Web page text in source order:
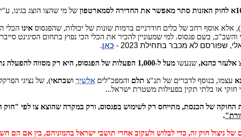
של מי שהצו הוצג בגינו,
אינו הכלי
והשב"כ, בשם פגסוס. למי שמעוניין להכיר את הכלי הכי נפוץ בתחום הסיגינט
שפורסם לא מכבר בתחילת 2023 -
כאן.
אלעזר כהנא, שנעשו מעל ל-1,000 הפעלות של הפגסוס, היא רק מסווה להפעלה נרחבת של כלים חודרניים, בהיקפים של עשרות אלפים בשנה!!!!
עצמו, בנוסף לדברים של תנ"צ תלם והמפכ"לים אלשיך ושבתאי), של נציגי
חוקי או בלתי תקין בפעילות משטרת ישראל...
של הכנסת, מתייחס רק לשימוש בפגסוס, ורק במקרה שהוצא צו לפי
.